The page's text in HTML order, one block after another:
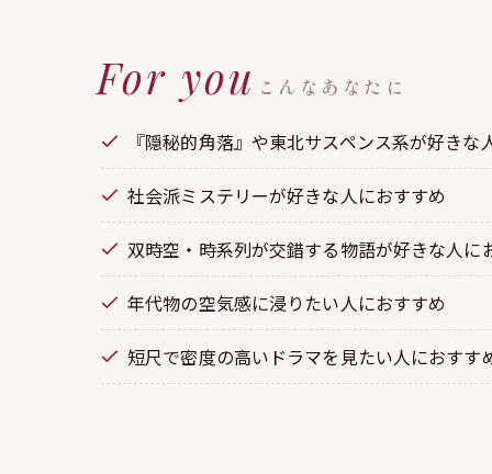
For you こんなあなたに
『隠秘的角落』や東北サスペンス系が好きな
社会派ミステリーが好きな人におすすめ
双時空・時系列が交錯する物語が好きな人に
年代物の空気感に浸りたい人におすすめ
短尺で密度の高いドラマを見たい人におすす